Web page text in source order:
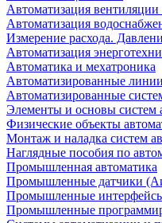
Автоматизация вентиляции
Автоматизация
Измерение расхода.
Автоматизация
Автоматика и мехатроника
Автоматизированные линии
Автоматизированные
Элементы и основы систем
Физические объекты
Монтаж и наладка систем
Наглядные пособия по
Промышленная автоматика
Промышленные датчики
Промышленные
Промышленные